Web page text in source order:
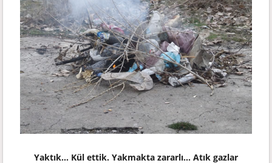
Yaktık... Kül ettik. Yakmakta zararlı... Atık gazlar